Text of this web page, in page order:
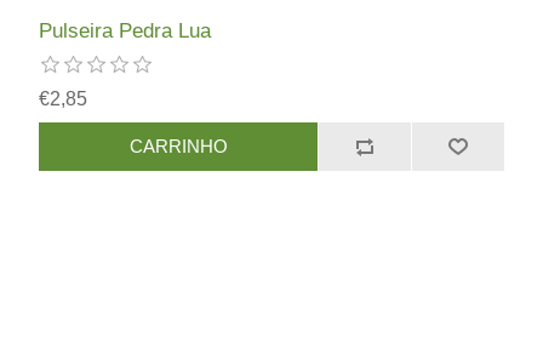
Pulseira Pedra Lua
€2,85